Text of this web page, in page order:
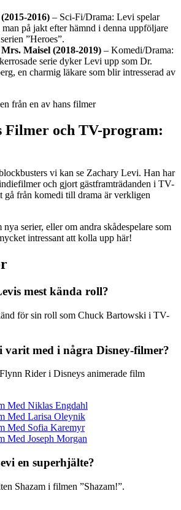
2016) – Sci-Fi/Drama: Levi spelar
på jakt efter hämnd i denna uppföljare
”Heroes”.
Maisel (2018-2019) – Komedi/Drama:
serie dyker Levi upp som Dr.
en charmig läkare som blir intresserad av
Filmer och TV-program:
vi kan se Zachary Levi. Han har
och gjort gästframträdanden i TV-
gå från komedi till drama är verkligen
serier, eller om andra skådespelare som
intressant att kolla upp här!
mest kända roll?
för sin roll som Chuck Bartowski i TV-
med i några Disney-filmer?
Rider i Disneys animerade film
Med Niklas Engdahl
Med Larisa Oleynik
Med Sofia Karemyr
Med Joseph Morgan
en superhjälte?
Shazam i filmen ”Shazam!”.